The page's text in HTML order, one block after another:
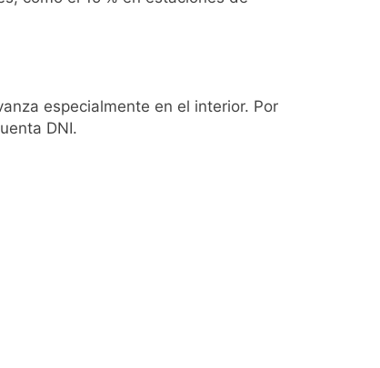
especialmente en el interior. Por
DNI.